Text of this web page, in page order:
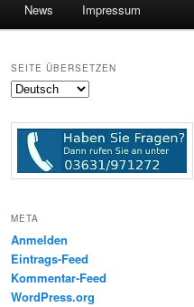
News Impressum
SEITE ÜBERSETZEN
META
Anmelden
Eintrags-Feed
Kommentar-Feed
WordPress.org